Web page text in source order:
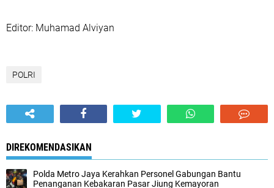
‎Editor: Muhamad Alviyan
POLRI
DIREKOMENDASIKAN
‎Polda Metro Jaya Kerahkan Personel Gabungan Bantu
Penanganan Kebakaran Pasar Jiung Kemayoran‎